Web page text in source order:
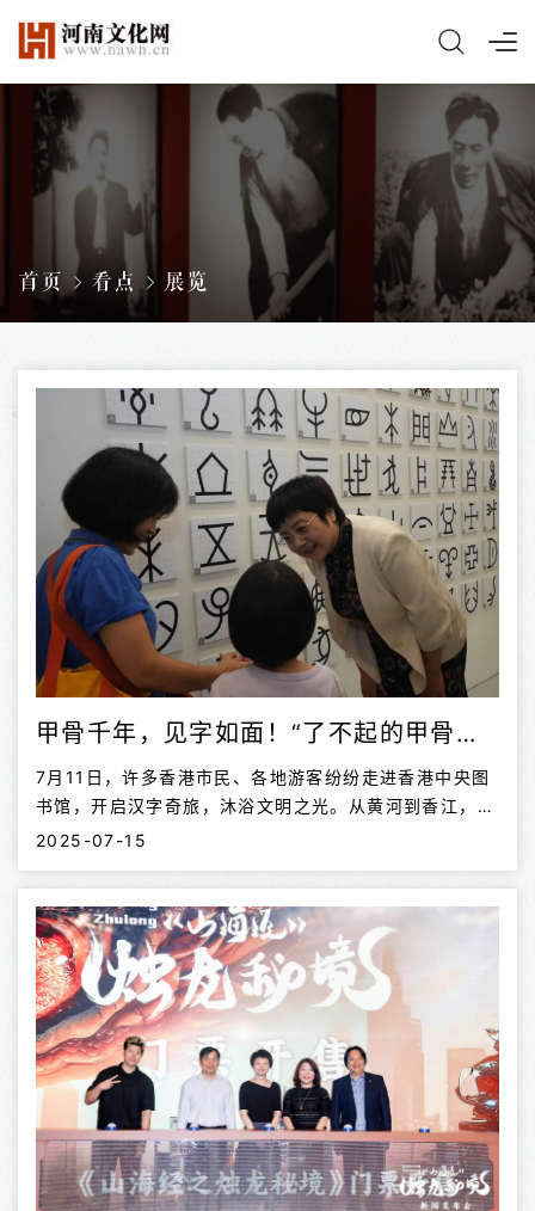
首页 看点 展览
甲骨千年，见字如面！“了不起的甲骨文”展览在香港启幕
7月11日，许多香港市民、各地游客纷纷走进香港中央图
书馆，开启汉字奇旅，沐浴文明之光。从黄河到香江，一
场跨越1600公里、相距3000年的文化盛宴在香港精彩
7月22日，面向公众免费开放，作为“香港中华文化节
2025”的重点项目之一，展览以追溯汉字前世今生为主
线，将历史、艺术、科技的巧妙融合。
2025-07-15